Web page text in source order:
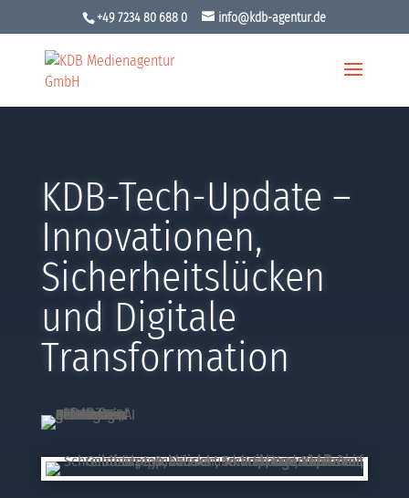
+49 7234 80 688 0 info@kdb-agentur.de
KDB-Tech-Update –
Innovationen,
Sicherheitslücken
und Digitale
Transformation